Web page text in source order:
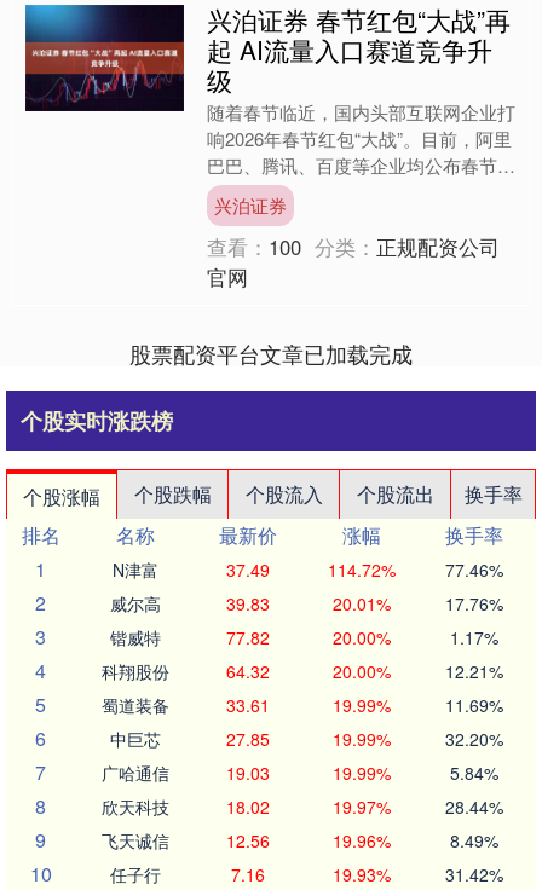
兴泊证券 春节红包“大战”再
起 AI流量入口赛道竞争升
级
随着春节临近，国内头部互联网企业打
响2026年春节红包“大战”。目前，阿里
巴巴、腾讯、百度等企业均公布春节红
包计划，AI流量入口的争夺成为今年焦
点。 分析人士指....
兴泊证券
查看： 100 分类： 正规配资公司
官网
股票配资平台文章已加载完成
个股实时涨跌榜
个股涨幅 个股跌幅 个股流入 个股流出
换手率
排名
名称 最新价 涨幅
换手率
1
N津富 37.49 114.72% 77.46%
2 威尔高 39.83 20.01% 17.76%
3 锴威特 77.82 20.00% 1.17%
4 科翔股份 64.32 20.00% 12.21%
5 蜀道装备 33.61 19.99% 11.69%
6 中巨芯 27.85 19.99% 32.20%
7 广哈通信 19.03 19.99% 5.84%
8 欣天科技 18.02 19.97% 28.44%
9 飞天诚信 12.56 19.96% 8.49%
10 任子行 7.16 19.93% 31.42%